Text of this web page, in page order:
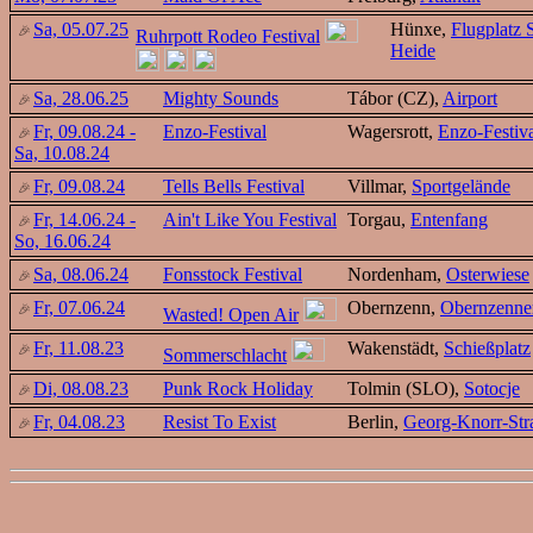
Sa, 05.07.25 Ruhrpott Rodeo Festival Hünxe, Flugplatz
Heide
Sa, 28.06.25 Mighty Sounds Tábor (CZ), Airport
Fr, 09.08.24 -
Sa, 10.08.24
Enzo-Festival Wagersrott, Enzo-
Fr, 09.08.24 Tells Bells Festival Villmar, Sportgelände
Fr, 14.06.24 -
So, 16.06.24
Ain't Like You Festival Torgau, Entenfang
Sa, 08.06.24 Fonsstock Festival Nordenham, Osterwiese
Fr, 07.06.24
Wasted! Open Air Obernzenn,
Fr, 11.08.23
Sommerschlacht Wakenstädt, Schießplatz
Di, 08.08.23
Punk Rock Holiday Tolmin (SLO), Sotocje
Fr, 04.08.23
Resist To Exist Berlin, Georg-Knorr-